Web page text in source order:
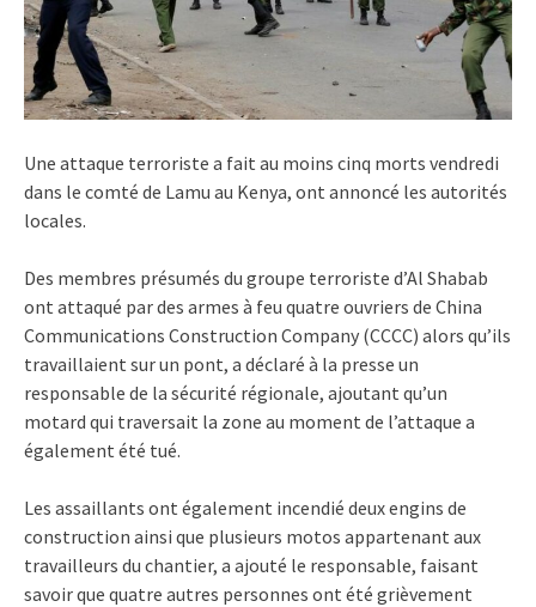
Une attaque terroriste a fait au moins cinq morts vendredi
dans le comté de Lamu au Kenya, ont annoncé les autorités
locales.
Des membres présumés du groupe terroriste d’Al Shabab
ont attaqué par des armes à feu quatre ouvriers de China
Communications Construction Company (CCCC) alors qu’ils
travaillaient sur un pont, a déclaré à la presse un
responsable de la sécurité régionale, ajoutant qu’un
motard qui traversait la zone au moment de l’attaque a
également été tué.
Les assaillants ont également incendié deux engins de
construction ainsi que plusieurs motos appartenant aux
travailleurs du chantier, a ajouté le responsable, faisant
savoir que quatre autres personnes ont été grièvement